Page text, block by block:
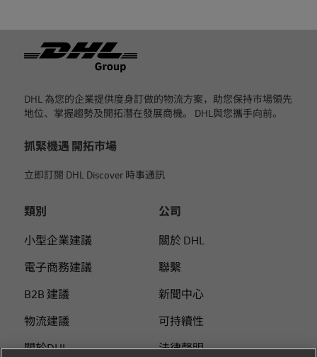
DHL 為您的企業提供度身訂做的物流方案，助您保持市場領先
地位、掌握趨勢及開拓潛在發展商機。 DHL與您攜手向前。
抓緊機遇 開拓市場
立即訂閱 DHL Discover 時事通訊
類別
小型企業建議
電子商務建議
B2B 建議
物流建議
關於DHL
公司
關於 DHL
聯繫
新聞中心
可持續性
法律聲明